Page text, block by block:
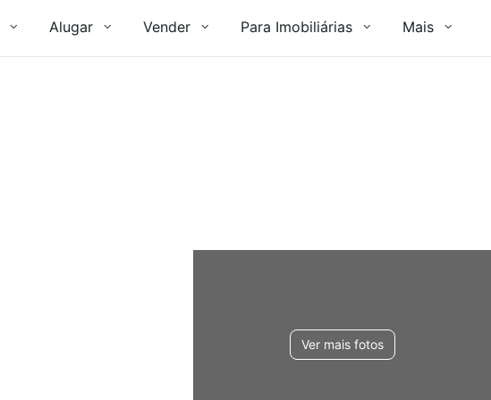
Alugar Vender Para Imobiliárias Mais
Ver mais fotos